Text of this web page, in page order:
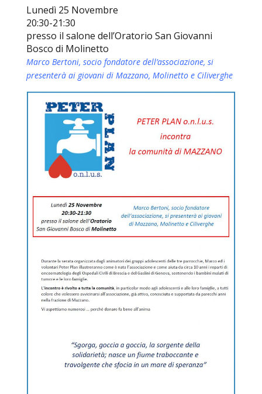
Lunedì 25 Novembre
20:30-21:30
presso il salone dell’Oratorio San Giovanni
Bosco di Molinetto
Marco Bertoni, socio fondatore dell’associazione, si
presenterà ai giovani di Mazzano, Molinetto e Ciliverghe